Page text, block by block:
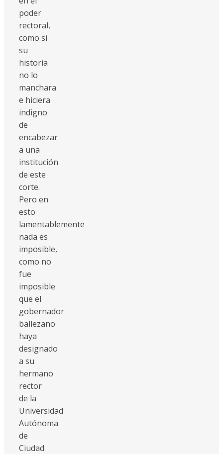
poder
rectoral,
como si
su
historia
no lo
manchara
e hiciera
indigno
de
encabezar
a una
institución
de este
corte.
Pero en
esto
lamentablemente
nada es
imposible,
como no
fue
imposible
que el
gobernador
ballezano
haya
designado
a su
hermano
rector
de la
Universidad
Autónoma
de
Ciudad